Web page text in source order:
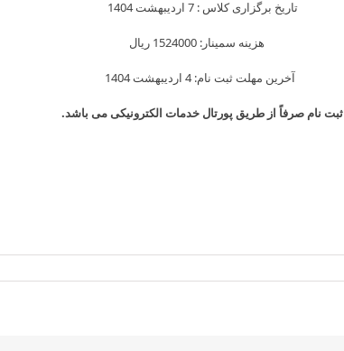
تاریخ برگزاری کلاس : 7 اردیبهشت 1404
هزینه سمینار: 1524000 ریال
آخرین مهلت ثبت نام: 4 اردیبهشت 1404
ثبت نام صرفاً از طریق پورتال خدمات الکترونیکی می باشد.